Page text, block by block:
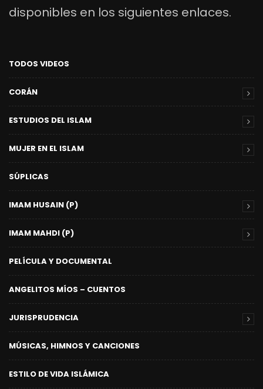
disponibles en los siguientes enlaces.
TODOS VIDEOS
CORÁN
ESTUDIOS DEL ISLAM
MUJER EN EL ISLAM
SÚPLICAS
IMAM HUSAIN (P)
IMAM MAHDI (P)
PELÍCULA Y DOCUMENTAL
ANGELITOS MÍOS – CUENTOS
JURISPRUDENCIA
MÚSICAS, HIMNOS Y CANCIONES
ESTILO DE VIDA ISLÁMICA